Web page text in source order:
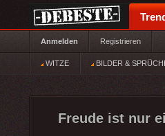
Anmelden Registrieren
WITZE BILDER &
Freude ist nur